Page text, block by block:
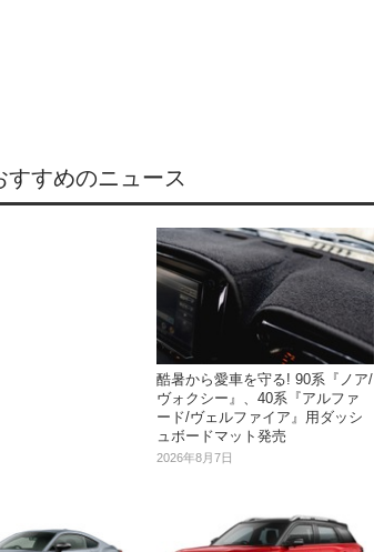
すすめのニュース
酷暑から愛車を守る! 90系『ノア/
ヴォクシー』、40系『アルファ
ード/ヴェルファイア』用ダッシ
ュボードマット発売
2026年8月7日